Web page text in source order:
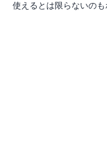
使えるとは限らないのも